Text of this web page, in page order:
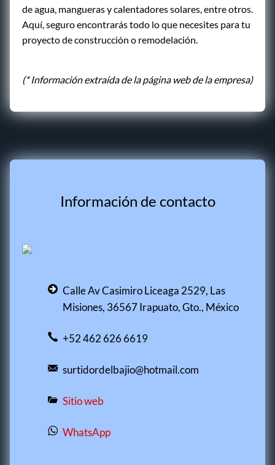
de agua, mangueras y calentadores solares, entre otros.
Aquí, seguro encontrarás todo lo que necesites para tu
proyecto de construcción o remodelación.
(* Información extraída de la página web de la empresa)
Información de contacto
Calle Av Casimiro Liceaga 2529, Las
Misiones, 36567 Irapuato, Gto., México
+52 462 626 6619
surtidordelbajio@hotmail.com
Sitio web
WhatsApp